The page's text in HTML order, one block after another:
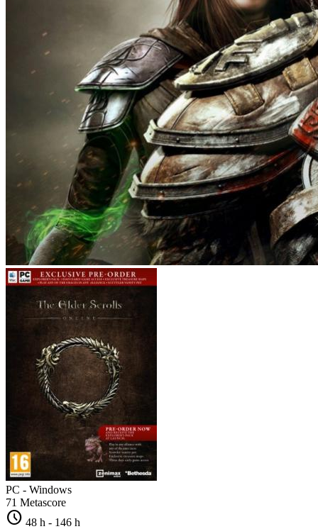
PC - Windows
71 Metascore
schedule 48 h - 146 h